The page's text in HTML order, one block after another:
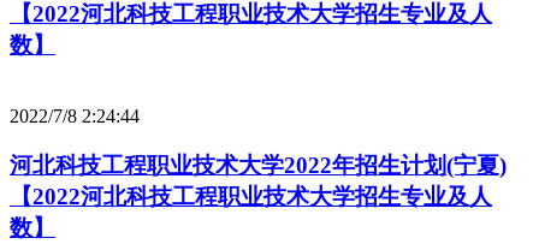
【2022河北科技工程职业技术大学招生专业及人
数】
2022/7/8 2:24:44
河北科技工程职业技术大学2022年招生计划(宁夏)
【2022河北科技工程职业技术大学招生专业及人
数】